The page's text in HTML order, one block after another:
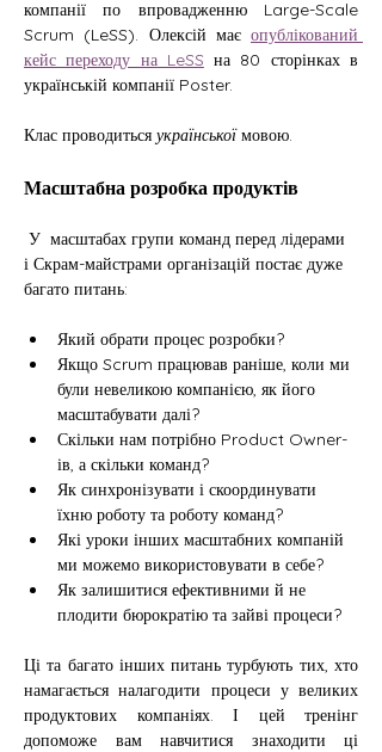
компанії по впровадженню Large-Scale
Scrum (LeSS). Олексій має опублікований
кейс переходу на LeSS на 80 сторінках в
українській компанії Poster.
Клас проводиться української мовою.
Масштабна розробка продуктів
У  масштабах групи команд перед лідерами
і Скрам-майстрами організацій постає дуже
багато питань:
Який обрати процес розробки?
Якщо Scrum працював раніше, коли ми
були невеликою компанією, як його
масштабувати далі?
Скільки нам потрібно Product Owner-
ів, а скільки команд?
Як синхронізувати і скоординувати
їхню роботу та роботу команд?
Які уроки інших масштабних компаній
ми можемо використовувати в себе?
Як залишитися ефективними й не
плодити бюрократію та зайві процеси?
Ці та багато інших питань турбують тих, хто
намагається налагодити процеси у великих
продуктових компаніях. І цей тренінг
допоможе вам навчитися знаходити ці